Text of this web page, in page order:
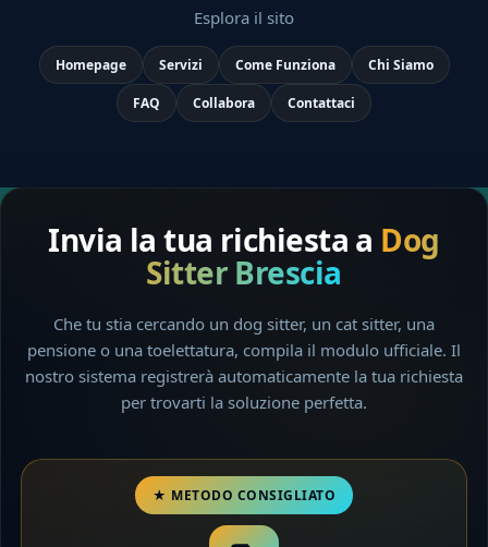
Esplora il sito
Homepage Servizi Come Funziona Chi Siamo
FAQ Collabora Contattaci
Invia la tua richiesta a Dog
Sitter Brescia
Che tu stia cercando un dog sitter, un cat sitter, una
pensione o una toelettatura, compila il modulo ufficiale. Il
nostro sistema registrerà automaticamente la tua richiesta
per trovarti la soluzione perfetta.